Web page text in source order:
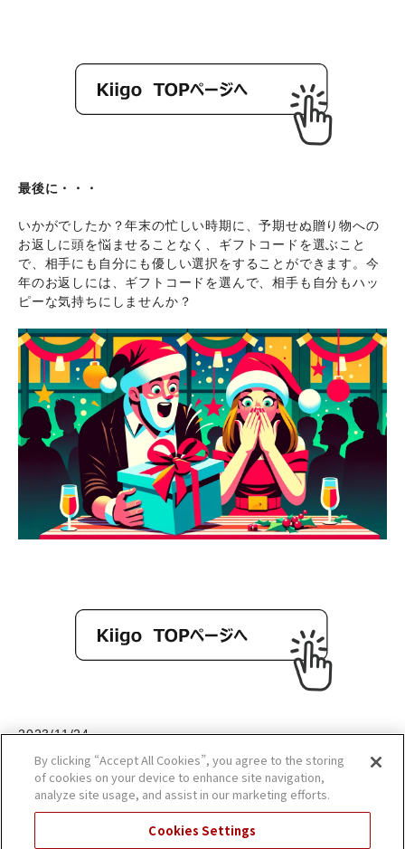
最後に・・・
いかがでしたか？年末の忙しい時期に、予期せぬ贈り物への
お返しに頭を悩ませることなく、ギフトコードを選ぶこと
で、相手にも自分にも優しい選択をすることができます。今
年のお返しには、ギフトコードを選んで、相手も自分もハッ
ピーな気持ちにしませんか？
2023/11/24
By clicking “Accept All Cookies”, you agree to the storing
of cookies on your device to enhance site navigation,
analyze site usage, and assist in our marketing efforts.
Cookies Settings